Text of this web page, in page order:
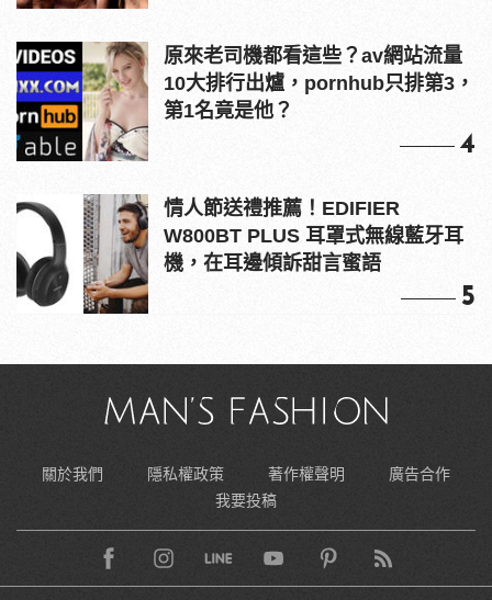
原來老司機都看這些？av網站流量
10大排行出爐，pornhub只排第3，
第1名竟是他？
4
情人節送禮推薦！EDIFIER
W800BT PLUS 耳罩式無線藍牙耳
機，在耳邊傾訴甜言蜜語
5
關於我們 隱私權政策 著作權聲明
廣告合作
我要投稿